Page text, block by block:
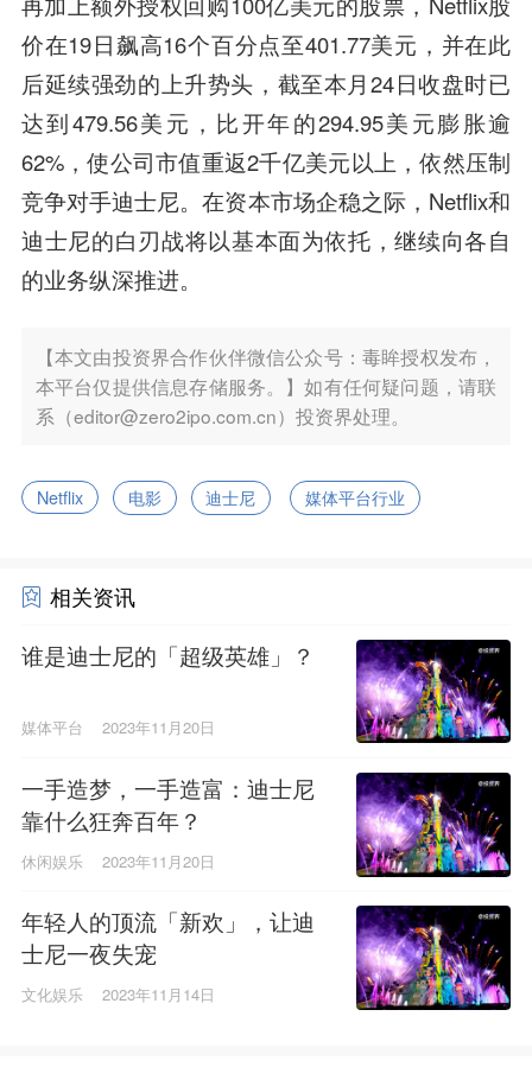
价在19日飙高16个百分点至401.77美元，并在此
后延续强劲的上升势头，截至本月24日收盘时已
达到479.56美元，比开年的294.95美元膨胀逾
62%，使公司市值重返2千亿美元以上，依然压制
竞争对手迪士尼。在资本市场企稳之际，Netflix和
迪士尼的白刃战将以基本面为依托，继续向各自
的业务纵深推进。
【本文由投资界合作伙伴微信公众号：毒眸授权发布，
本平台仅提供信息存储服务。】如有任何疑问题，请联
系（editor@zero2ipo.com.cn）投资界处理。
Netflix 电影 迪士尼 媒体平台行业
相关资讯
谁是迪士尼的「超级英雄」？
媒体平台 2023年11月20日
一手造梦，一手造富：迪士尼
靠什么狂奔百年？
休闲娱乐 2023年11月20日
年轻人的顶流「新欢」，让迪
士尼一夜失宠
文化娱乐 2023年11月14日